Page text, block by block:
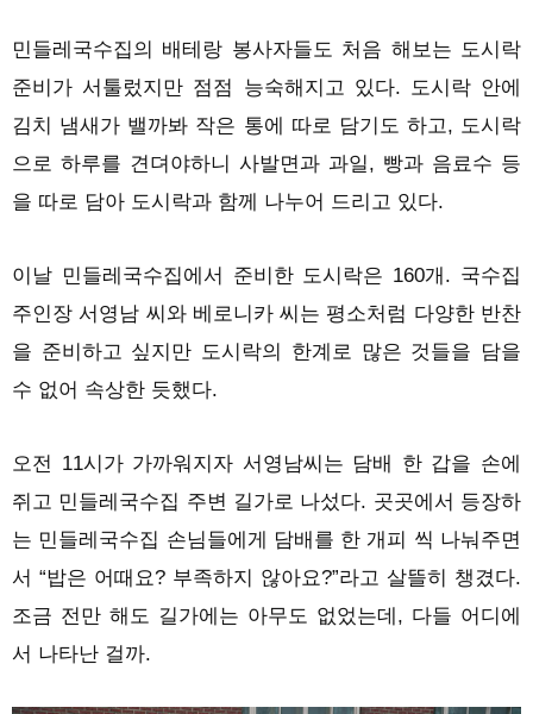
민들레국수집의 배테랑 봉사자들도 처음 해보는 도시락
준비가 서툴렀지만 점점 능숙해지고 있다. 도시락 안에
김치 냄새가 밸까봐 작은 통에 따로 담기도 하고, 도시락
으로 하루를 견뎌야하니 사발면과 과일, 빵과 음료수 등
을 따로 담아 도시락과 함께 나누어 드리고 있다.
이날 민들레국수집에서 준비한 도시락은 160개. 국수집
주인장 서영남 씨와 베로니카 씨는 평소처럼 다양한 반찬
을 준비하고 싶지만 도시락의 한계로 많은 것들을 담을
수 없어 속상한 듯했다.
오전 11시가 가까워지자 서영남씨는 담배 한 갑을 손에
쥐고 민들레국수집 주변 길가로 나섰다. 곳곳에서 등장하
는 민들레국수집 손님들에게 담배를 한 개피 씩 나눠주면
서 “밥은 어때요? 부족하지 않아요?”라고 살뜰히 챙겼다.
조금 전만 해도 길가에는 아무도 없었는데, 다들 어디에
서 나타난 걸까.